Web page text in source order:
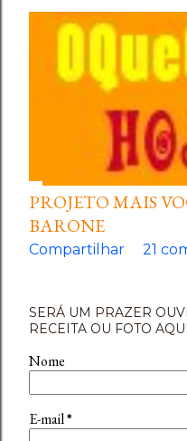
PROJETO MAIS
BARONE
Compartilhar 21
SERÁ UM PRAZER
RECEITA OU FOTO
Nome
E-mail*